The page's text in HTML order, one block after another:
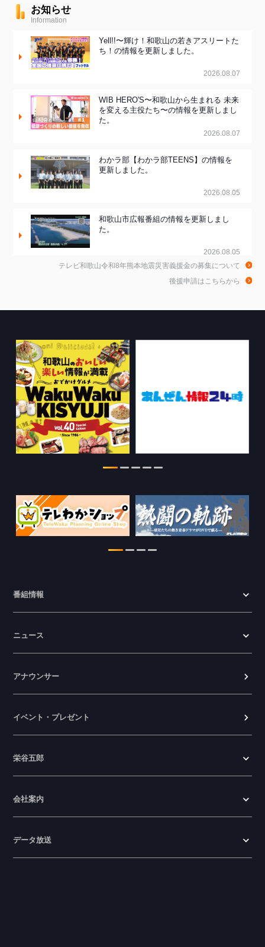
お知らせ
Information
Yell!!〜輝け！和歌山の若きアスリートた
ち！の情報を更新しました。
2026.08.07
WIB HERO'S〜和歌山から生まれる 未来
を変える主役たち〜の情報を更新しまし
た。
2026.08.07
わかラ部【わかラ部TEENS】の情報を
更新しました。
2026.08.05
和歌山市広報番組の情報を更新しまし
た。
2026.08.05
和歌山de乾杯！の情報を更新しました。
2026.08.04
きのくに21の情報を更新しました。
ちゃぶ台おかわりの情報を更新しまし
た。
情報を更新しました。
特別番組【8月】の情報を更新しました。
2026.07.28
わかやま医療ナビの情報を更新しまし
WTV NEWS6【ここ押し！】の情報を更
テレビ和歌山令和8年熊本地震災害義援金の募集について
後援申請はこちらから
番組情報
ニュース
アナウンサー
イベント・プレゼント
栄谷五郎
会社案内
データ放送